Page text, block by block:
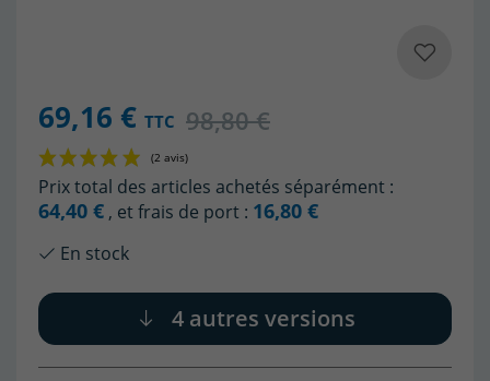
69,16 € TTC 98,80 €
(2 avis)
Prix total des articles achetés séparément :
64,40 € , et frais de port : 16,80 €
En stock
4 autres versions